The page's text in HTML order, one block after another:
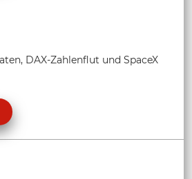
DAX-Zahlenflut und SpaceX